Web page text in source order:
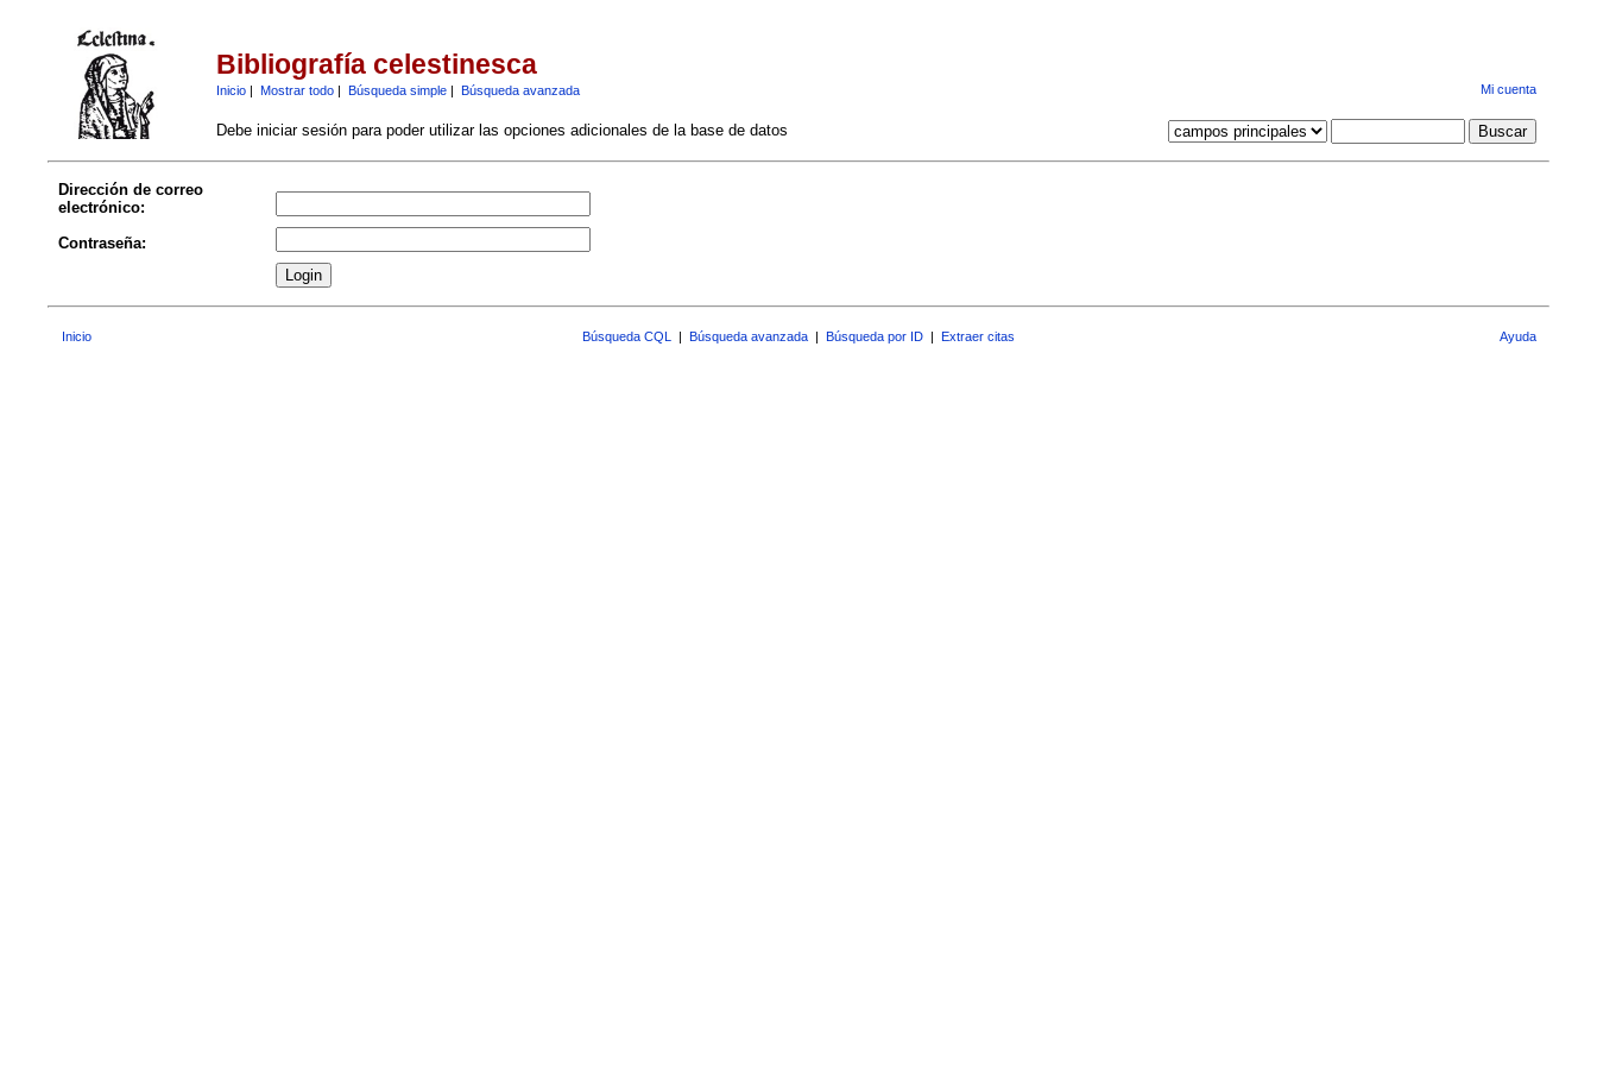
Bibliografía celestinesca
Inicio| Mostrar todo| Búsqueda simple| Búsqueda avanzada Mi cuenta
Debe iniciar sesión para poder utilizar las opciones adicionales de la base de datos
Dirección de correo
electrónico:
Contraseña:
Inicio Búsqueda CQL | Búsqueda avanzada | Búsqueda por ID | Extraer citas Ayuda